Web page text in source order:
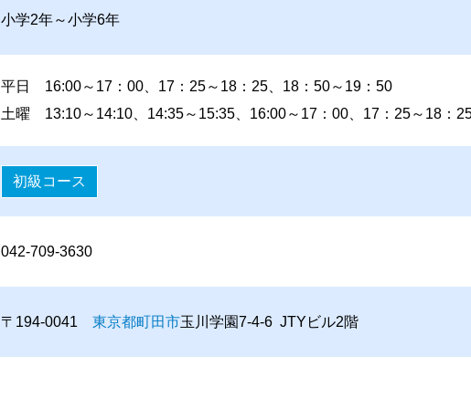
小学2年～小学6年
平日 16:00～17：00、17：25～18：25、18：50～19：50
土曜 13:10～14:10、14:35～15:35、16:00～17：00、17：25～18：
初級コース
042-709-3630
〒194-0041 東京都町田市玉川学園7-4-6 JTYビル2階